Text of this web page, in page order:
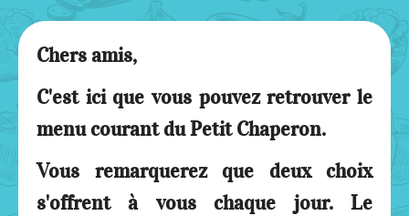
Chers amis,
C'est ici que vous pouvez retrouver le
menu courant du Petit Chaperon.
Vous remarquerez que deux choix
s'offrent à vous chaque jour. Le